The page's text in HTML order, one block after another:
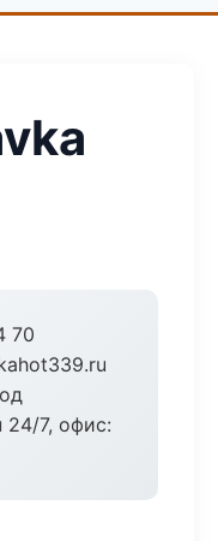
70
24/7, офис: